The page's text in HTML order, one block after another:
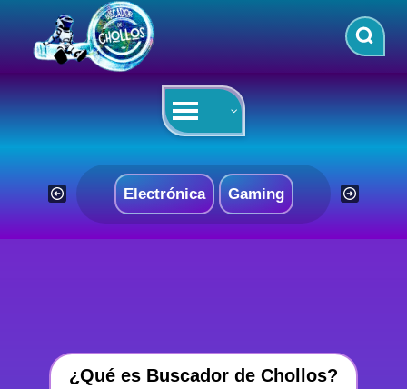
contenido
Electrónica Gaming
¿Qué es Buscador de Chollos?